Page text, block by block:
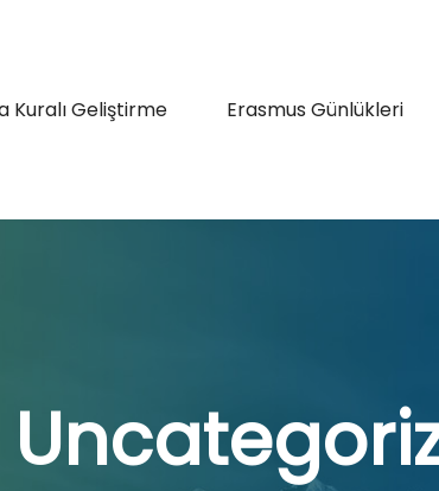
Kuralı Geliştirme Erasmus Günlükleri